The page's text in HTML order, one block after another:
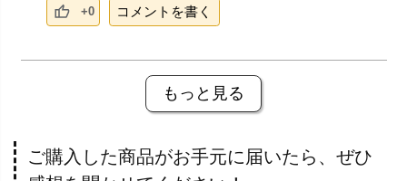
+0 コメントを書く
もっと見る
ご購入した商品がお手元に届いたら、ぜひ